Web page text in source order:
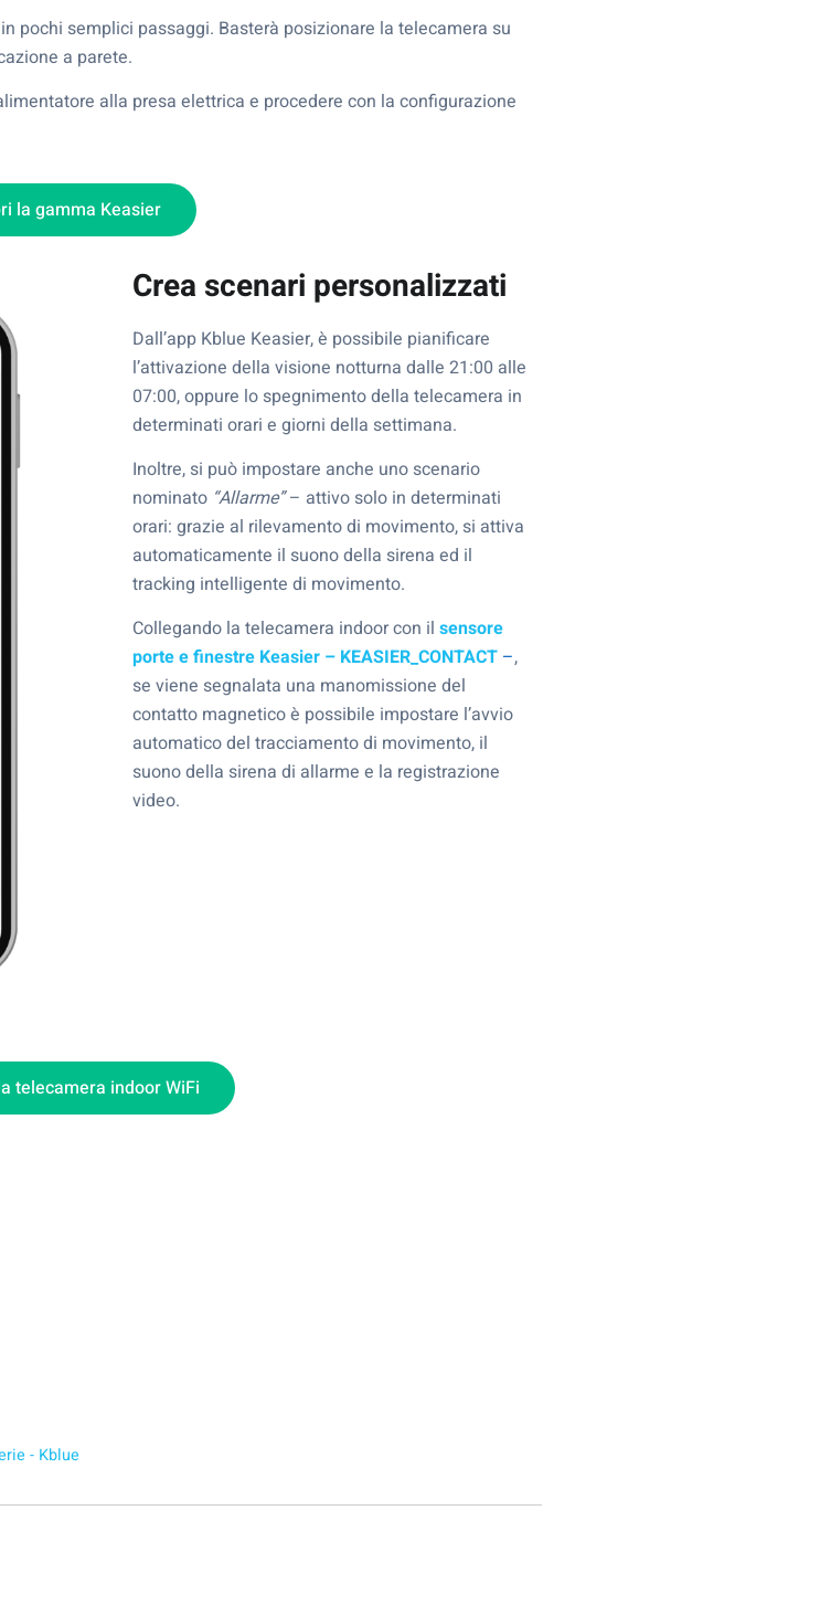
pochi semplici passaggi. Basterà posizionare la telecamera su
a parete.
alla presa elettrica e procedere con la configurazione
la gamma Keasier
Crea scenari personalizzati
Dall’app Kblue Keasier, è possibile pianificare
l’attivazione della visione notturna dalle 21:00 alle
07:00, oppure lo spegnimento della telecamera in
determinati orari e giorni della settimana.
Inoltre, si può impostare anche uno scenario
nominato “Allarme”– attivo solo in determinati
orari: grazie al rilevamento di movimento, si attiva
automaticamente il suono della sirena ed il
tracking intelligente di movimento.
Collegando la telecamera indoor con ilsensore
porte e finestre Keasier – KEASIER_CONTACT –,
se viene segnalata una manomissione del
contatto magnetico è possibile impostare l’avvio
automatico del tracciamento di movimento, il
suono della sirena di allarme e la registrazione
video.
telecamera indoor WiFi
- Kblue